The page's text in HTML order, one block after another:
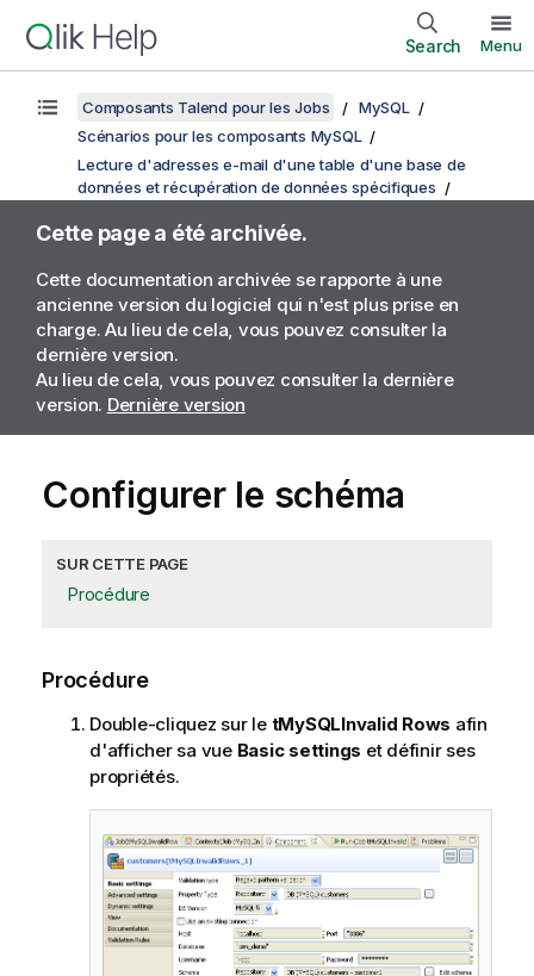
Search Menu
Composants Talend pour les Jobs
MySQL
Scénarios pour les composants MySQL
Lecture d'adresses e-mail d'une table d'une base de
données et récupération de données spécifiques
Cette page a été archivée.
Cette documentation archivée se rapporte à une
ancienne version du logiciel qui n'est plus prise en
charge. Au lieu de cela, vous pouvez consulter la
dernière version.
Au lieu de cela, vous pouvez consulter la dernière
version. Dernière version
Configurer le schéma
SUR CETTE PAGE
Procédure
Procédure
Double-cliquez sur le tMySQLInvalid Rows afin
d'afficher sa vue Basic settings et définir ses
propriétés.